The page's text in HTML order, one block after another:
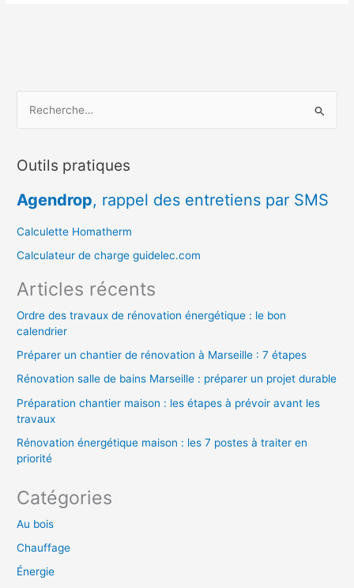
h
r
c
h
r
:
Outils pratiques
Agendrop, rappel des entretiens par SMS
Calculette Homatherm
Calculateur de charge guidelec.com
Articles récents
Ordre des travaux de rénovation énergétique : le bon
calendrier
Préparer un chantier de rénovation à Marseille : 7 étapes
Rénovation salle de bains Marseille : préparer un projet durable
Préparation chantier maison : les étapes à prévoir avant les
travaux
Rénovation énergétique maison : les 7 postes à traiter en
priorité
Catégories
Au bois
Chauffage
Énergie